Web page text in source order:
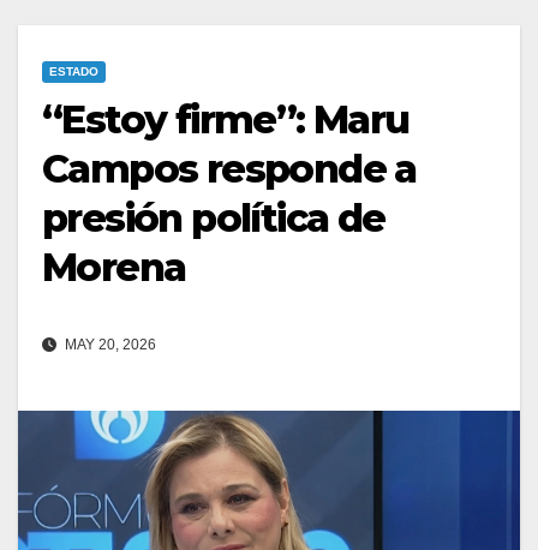
ESTADO
“Estoy firme”: Maru
Campos responde a
presión política de
Morena
MAY 20, 2026